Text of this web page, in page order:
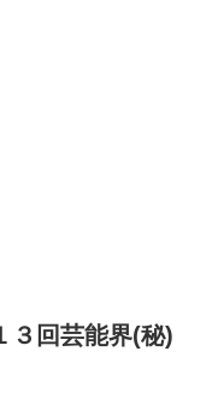
３回芸能界(秘)